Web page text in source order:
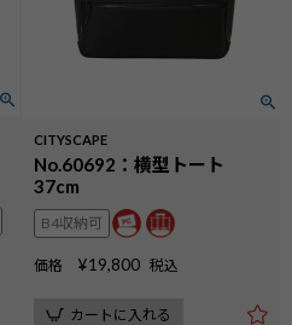
CITYSCAPE
No.60692：横型トート
37cm
B4収納可
価格 ¥19,800 税込
カートに入れる